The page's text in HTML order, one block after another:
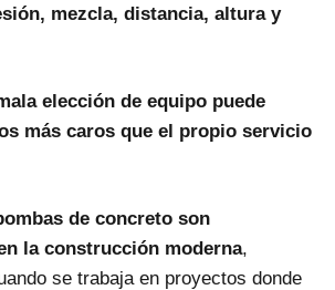
mezcla, distancia, altura y
elección de equipo puede
más caros que el propio servicio
de concreto son
la construcción moderna,
se trabaja en proyectos donde